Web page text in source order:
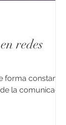
redes
constante.
la comunicación